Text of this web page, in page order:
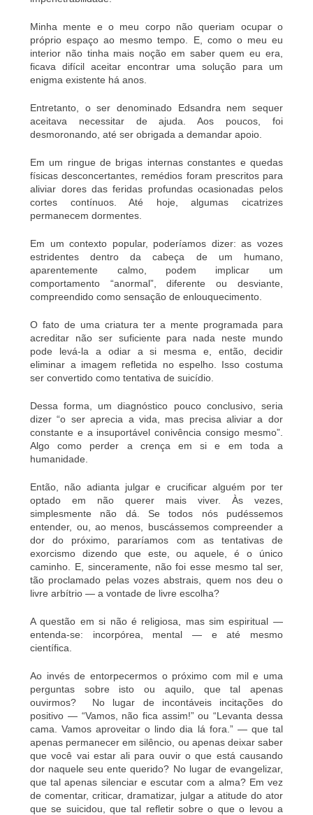
Minha mente e o meu corpo não queriam ocupar o
próprio espaço ao mesmo tempo. E, como o meu eu
interior não tinha mais noção em saber quem eu era,
ficava difícil aceitar encontrar uma solução para um
enigma existente há anos.
Entretanto, o ser denominado Edsandra nem sequer
aceitava necessitar de ajuda. Aos poucos, foi
desmoronando, até ser obrigada a demandar apoio.
Em um ringue de brigas internas constantes e quedas
físicas desconcertantes, remédios foram prescritos para
aliviar dores das feridas profundas ocasionadas pelos
cortes contínuos. Até hoje, algumas cicatrizes
permanecem dormentes.
Em um contexto popular, poderíamos dizer: as vozes
estridentes dentro da cabeça de um humano,
aparentemente calmo, podem implicar um
comportamento “anormal”, diferente ou desviante,
compreendido como sensação de enlouquecimento.
O fato de uma criatura ter a mente programada para
acreditar não ser suficiente para nada neste mundo
pode levá-la a odiar a si mesma e, então, decidir
eliminar a imagem refletida no espelho. Isso costuma
ser convertido como tentativa de suicídio.
Dessa forma, um diagnóstico pouco conclusivo, seria
dizer “o ser aprecia a vida, mas precisa aliviar a dor
constante e a insuportável conivência consigo mesmo”.
Algo como perder a crença em si e em toda a
humanidade.
Então, não adianta julgar e crucificar alguém por ter
optado em não querer mais viver. Às vezes,
simplesmente não dá. Se todos nós pudéssemos
entender, ou, ao menos, buscássemos compreender a
dor do próximo, pararíamos com as tentativas de
exorcismo dizendo que este, ou aquele, é o único
caminho. E, sinceramente, não foi esse mesmo tal ser,
tão proclamado pelas vozes abstrais, quem nos deu o
livre arbítrio — a vontade de livre escolha?
A questão em si não é religiosa, mas sim espiritual —
entenda-se: incorpórea, mental — e até mesmo
científica.
Ao invés de entorpecermos o próximo com mil e uma
perguntas sobre isto ou aquilo, que tal apenas
ouvirmos? No lugar de incontáveis incitações do
positivo — “Vamos, não fica assim!” ou “Levanta dessa
cama. Vamos aproveitar o lindo dia lá fora.” — que tal
apenas permanecer em silêncio, ou apenas deixar saber
que você vai estar ali para ouvir o que está causando
dor naquele seu ente querido? No lugar de evangelizar,
que tal apenas silenciar e escutar com a alma? Em vez
de comentar, criticar, dramatizar, julgar a atitude do ator
que se suicidou, que tal refletir sobre o que o levou a